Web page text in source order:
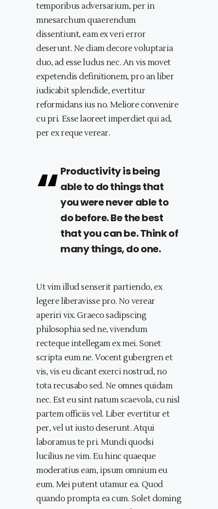
temporibus adversarium, per in
mnesarchum quaerendum
dissentiunt, eam ex veri error
deserunt. Ne diam decore voluptaria
duo, ad esse ludus nec. An vis movet
expetendis definitionem, pro an liber
iudicabit splendide, evertitur
reformidans ius no. Meliore convenire
cu pri. Esse laoreet imperdiet qui ad,
per ex reque verear.
Productivity is being
able to do things that
you were never able to
do before. Be the best
that you can be. Think of
many things, do one.
Ut vim illud senserit partiendo, ex
legere liberavisse pro. No verear
aperiri vix. Graeco sadipscing
philosophia sed ne, vivendum
recteque intellegam ex mei. Sonet
scripta eum ne. Vocent gubergren et
vis, vis eu dicant exerci nostrud, no
tota recusabo sed. Ne omnes quidam
nec. Est eu sint natum scaevola, cu nisl
partem officiis vel. Liber evertitur et
per, vel ut iusto deserunt. Atqui
laboramus te pri. Mundi quodsi
lucilius ne vim. Eu hinc quaeque
moderatius eam, ipsum omnium eu
eum. Mei putent utamur ea. Quod
quando prompta ea cum. Solet doming